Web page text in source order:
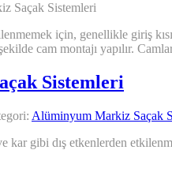
Saçak Sistemleri
için, genellikle giriş
cam montajı yapılır.
Sistemleri
Alüminyum Markiz Saçak
gibi dış etkenlerden